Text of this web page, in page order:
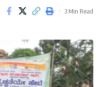
3 Min Read